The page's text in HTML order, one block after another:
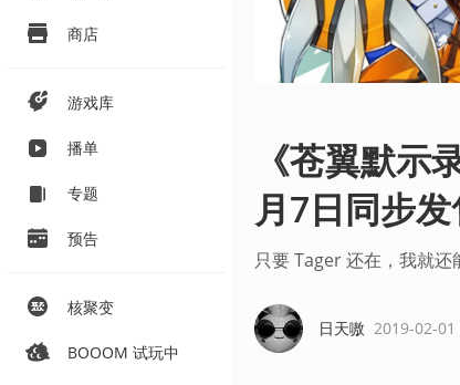
商店
游戏库
播单
专题
预告
核聚变
BOOOM 试玩中
《苍翼默示
月7日同步发
只要 Tager 还在，我就还
日天嗷 2019-02-01